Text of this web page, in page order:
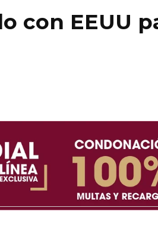
con EEUU